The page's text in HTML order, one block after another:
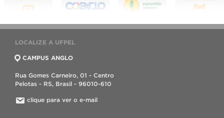
LOCALIZE A UFPEL
CAMPUS ANGLO
Rua Gomes Carneiro, 01 - Centro
Pelotas - RS, Brasil - 96010-610
clique para ver o e-mail